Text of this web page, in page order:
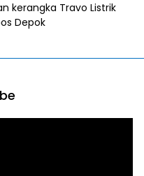
kerangka Travo Listrik
Depok